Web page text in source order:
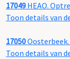
17049 HEAO.
Toon details van
17050
Toon details van